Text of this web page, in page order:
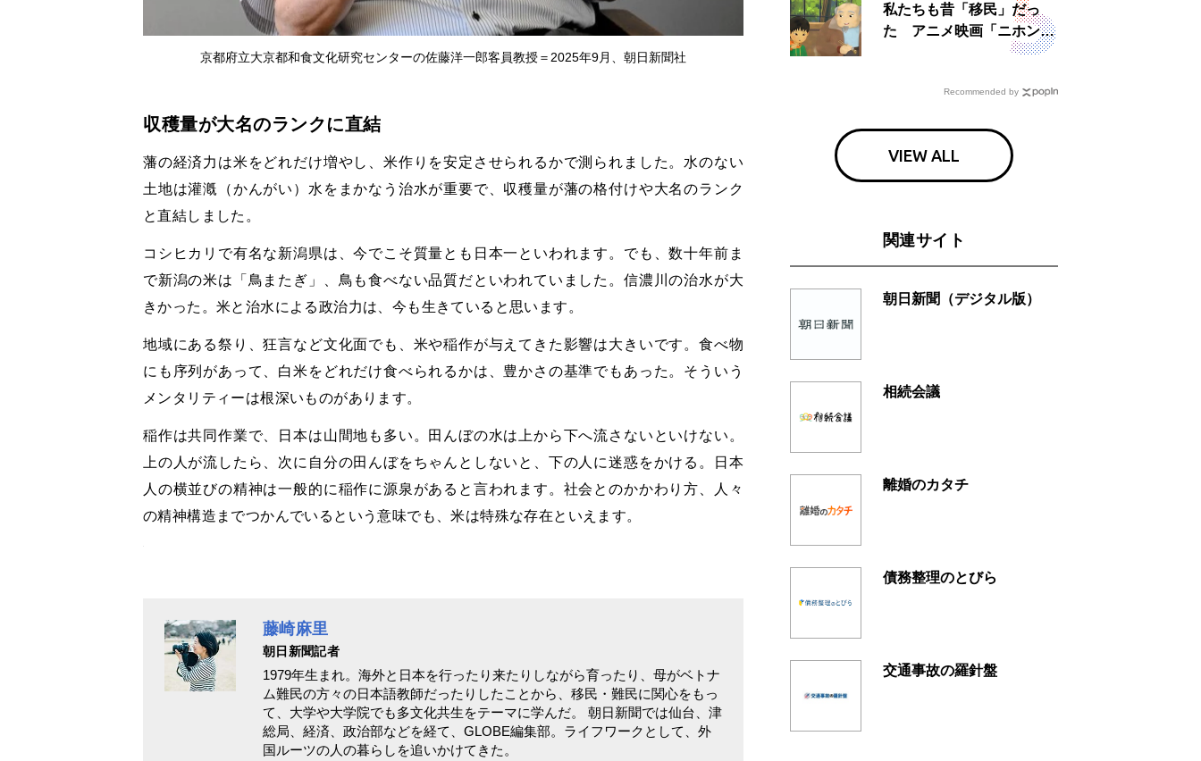
京都府立大京都和食文化研究センターの佐藤洋一郎客員教授＝2025年9月、朝日新聞社
収穫量が大名のランクに直結
藩の経済力は米をどれだけ増やし、米作りを安定させられるかで測られました。水のない
土地は灌漑（かんがい）水をまかなう治水が重要で、収穫量が藩の格付けや大名のランク
と直結しました。
コシヒカリで有名な新潟県は、今でこそ質量とも日本一といわれます。でも、数十年前ま
で新潟の米は「鳥またぎ」、鳥も食べない品質だといわれていました。信濃川の治水が大
きかった。米と治水による政治力は、今も生きていると思います。
地域にある祭り、狂言など文化面でも、米や稲作が与えてきた影響は大きいです。食べ物
にも序列があって、白米をどれだけ食べられるかは、豊かさの基準でもあった。そういう
メンタリティーは根深いものがあります。
稲作は共同作業で、日本は山間地も多い。田んぼの水は上から下へ流さないといけない。
上の人が流したら、次に自分の田んぼをちゃんとしないと、下の人に迷惑をかける。日本
人の横並びの精神は一般的に稲作に源泉があると言われます。社会とのかかわり方、人々
の精神構造までつかんでいるという意味でも、米は特殊な存在といえます。
藤崎麻里
朝日新聞記者
1979年生まれ。海外と日本を行ったり来たりしながら育ったり、母がベトナ
ム難民の方々の日本語教師だったりしたことから、移民・難民に関心をもっ
て、大学や大学院でも多文化共生をテーマに学んだ。 朝日新聞では仙台、津
総局、経済、政治部などを経て、GLOBE編集部。ライフワークとして、外
国ルーツの人の暮らしを追いかけてきた。
私たちも昔「移民」だっ
た アニメ映画「ニホンジ
Recommended by
VIEW ALL
関連サイト
朝日新聞（デジタル版）
相続会議
離婚のカタチ
債務整理のとびら
交通事故の羅針盤